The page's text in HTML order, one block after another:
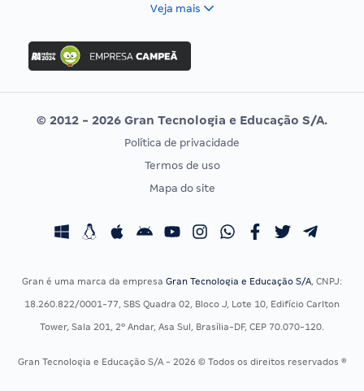
Concurso Ibama
Concurso MPU
Editais publicados
Vunesp
CONCURSOS POR PROFISSÃO
Concursos Fiscais
Concursos Saúde
Residência Multiprofissional
EXAME DE ORDEM
Calendário OAB
Veja mais
© 2012 - 2026 Gran Tecnologia e Educação S/A.
Política de privacidade
Termos de uso
Mapa do site
Gran é uma marca da empresa Gran Tecnologia e Educação S/A, CNPJ:
18.260.822/0001-77, SBS Quadra 02, Bloco J, Lote 10, Edifício Carlton
Tower, Sala 201, 2º Andar, Asa Sul, Brasília-DF, CEP 70.070-120.
Gran Tecnologia e Educação S/A - 2026 © Todos os direitos reservados ®